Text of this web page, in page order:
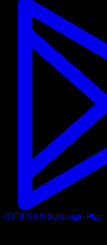
OTTIENILO SUGoogle Play